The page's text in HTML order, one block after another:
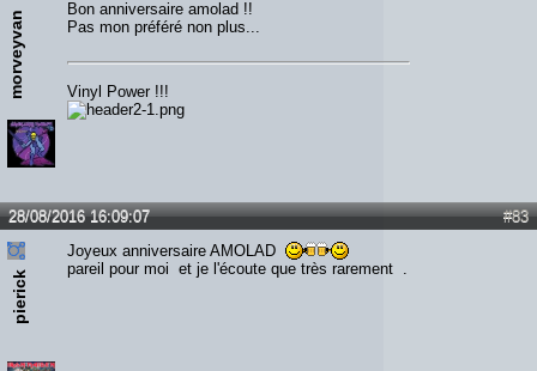
morveyvan
Bon anniversaire amolad !!
Pas mon préféré non plus...
Vinyl Power !!!
#83
28/08/2016 16:09:07
pierick
Joyeux anniversaire AMOLAD
pareil pour moi et je l'écoute que très rarement .